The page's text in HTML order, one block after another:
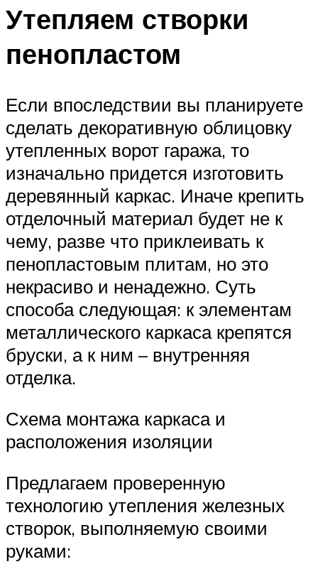
Утепляем створки
пенопластом
Если впоследствии вы планируете
сделать декоративную облицовку
утепленных ворот гаража, то
изначально придется изготовить
деревянный каркас. Иначе крепить
отделочный материал будет не к
чему, разве что приклеивать к
пенопластовым плитам, но это
некрасиво и ненадежно. Суть
способа следующая: к элементам
металлического каркаса крепятся
бруски, а к ним – внутренняя
отделка.
Схема монтажа каркаса и
расположения изоляции
Предлагаем проверенную
технологию утепления железных
створок, выполняемую своими
руками: